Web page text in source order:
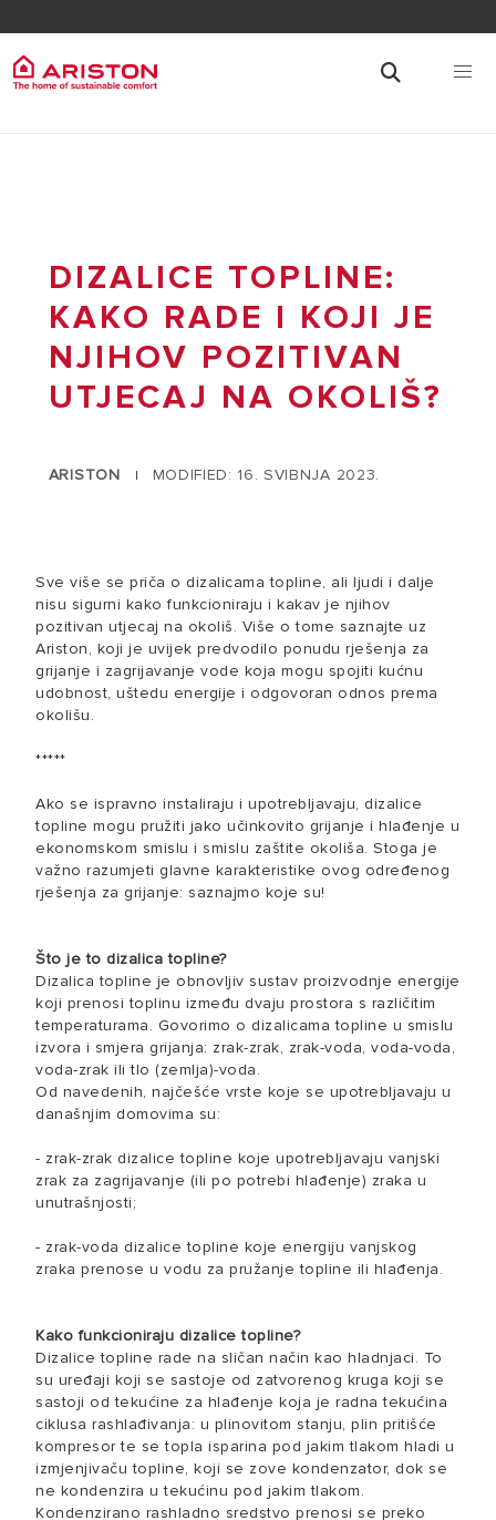
DIZALICE TOPLINE:
KAKO RADE I KOJI JE
NJIHOV POZITIVAN
UTJECAJ NA OKOLIŠ?
ARISTON | MODIFIED: 16. SVIBNJA 2023.
Sve više se priča o dizalicama topline, ali ljudi i dalje
nisu sigurni kako funkcioniraju i kakav je njihov
pozitivan utjecaj na okoliš. Više o tome saznajte uz
Ariston, koji je uvijek predvodilo ponudu rješenja za
grijanje i zagrijavanje vode koja mogu spojiti kućnu
udobnost, uštedu energije i odgovoran odnos prema
okolišu.
*****
Ako se ispravno instaliraju i upotrebljavaju, dizalice
topline mogu pružiti jako učinkovito grijanje i hlađenje u
ekonomskom smislu i smislu zaštite okoliša. Stoga je
važno razumjeti glavne karakteristike ovog određenog
rješenja za grijanje: saznajmo koje su!
Što je to dizalica topline?
Dizalica topline je obnovljiv sustav proizvodnje energije
koji prenosi toplinu između dvaju prostora s različitim
temperaturama. Govorimo o dizalicama topline u smislu
izvora i smjera grijanja: zrak-zrak, zrak-voda, voda-voda,
voda-zrak ili tlo (zemlja)-voda.
Od navedenih, najčešće vrste koje se upotrebljavaju u
današnjim domovima su:
- zrak-zrak dizalice topline koje upotrebljavaju vanjski
zrak za zagrijavanje (ili po potrebi hlađenje) zraka u
unutrašnjosti;
- zrak-voda dizalice topline koje energiju vanjskog
zraka prenose u vodu za pružanje topline ili hlađenja.
Kako funkcioniraju dizalice topline?
Dizalice topline rade na sličan način kao hladnjaci. To
su uređaji koji se sastoje od zatvorenog kruga koji se
sastoji od tekućine za hlađenje koja je radna tekućina
ciklusa rashlađivanja: u plinovitom stanju, plin pritišće
kompresor te se topla isparina pod jakim tlakom hladi u
izmjenjivaču topline, koji se zove kondenzator, dok se
ne kondenzira u tekućinu pod jakim tlakom.
Kondenzirano rashladno sredstvo prenosi se preko